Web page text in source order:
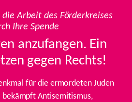
Arbeit des Förderkreises
Ihre Spende
anzufangen. Ein
gegen Rechts!
für die ermordeten Juden
bekämpft Antisemitismus,